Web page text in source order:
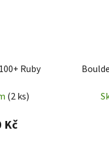
Ruby
(2 ks)
Kč